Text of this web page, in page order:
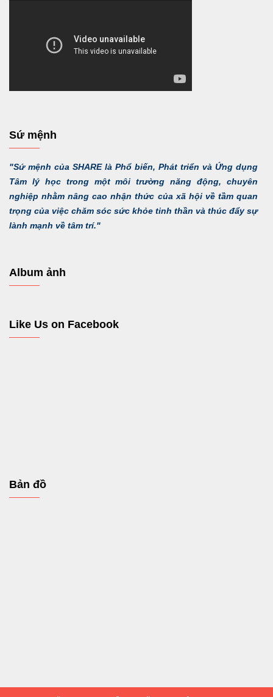
Sứ mệnh
"Sứ mệnh của SHARE là Phổ biến, Phát triển và Ứng dụng
Tâm lý học trong một môi trường năng động, chuyên
nghiệp nhằm nâng cao nhận thức của xã hội về tầm quan
trọng của việc chăm sóc sức khỏe tinh thần và thúc đẩy sự
lành mạnh về tâm trí."
Album ảnh
Like Us on Facebook
Bản đồ